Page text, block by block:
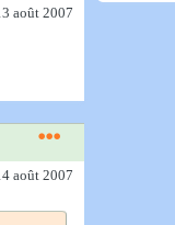
août 2007
août 2007